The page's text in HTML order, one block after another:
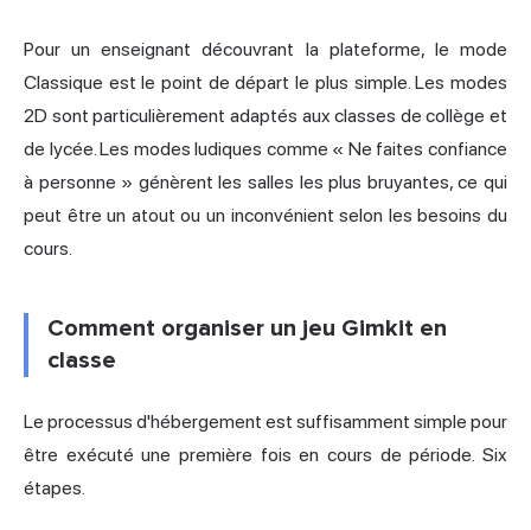
Pour un enseignant découvrant la plateforme, le mode
Classique est le point de départ le plus simple. Les modes
2D sont particulièrement adaptés aux classes de collège et
de lycée. Les modes ludiques comme « Ne faites confiance
à personne » génèrent les salles les plus bruyantes, ce qui
peut être un atout ou un inconvénient selon les besoins du
cours.
Comment organiser un jeu Gimkit en
classe
Le processus d'hébergement est suffisamment simple pour
être exécuté une première fois en cours de période. Six
étapes.